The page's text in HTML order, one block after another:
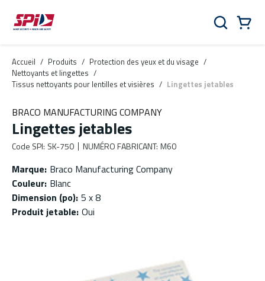
Aller au contenu principal
Skip to menu
Skip to footer
Rechercher
Accueil / Produits / Protection des yeux et du visage /
Nettoyants et lingettes /
Tissus nettoyants pour lentilles et visières / Lingettes jetables
BRACO MANUFACTURING COMPANY
Lingettes jetables
Code SPI: SK-750 NUMÉRO FABRICANT: M60
Marque: Braco Manufacturing Company
Couleur: Blanc
Dimension (po): 5 x 8
Produit jetable: Oui